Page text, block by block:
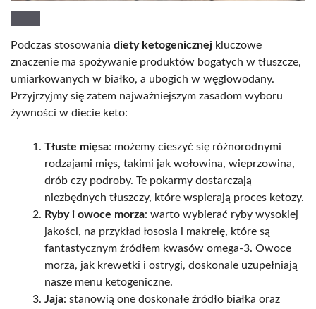
Podczas stosowania diety ketogenicznej kluczowe
znaczenie ma spożywanie produktów bogatych w tłuszcze,
umiarkowanych w białko, a ubogich w węglowodany.
Przyjrzyjmy się zatem najważniejszym zasadom wyboru
żywności w diecie keto:
Tłuste mięsa: możemy cieszyć się różnorodnymi
rodzajami mięs, takimi jak wołowina, wieprzowina,
drób czy podroby. Te pokarmy dostarczają
niezbędnych tłuszczy, które wspierają proces ketozy.
Ryby i owoce morza: warto wybierać ryby wysokiej
jakości, na przykład łososia i makrelę, które są
fantastycznym źródłem kwasów omega-3. Owoce
morza, jak krewetki i ostrygi, doskonale uzupełniają
nasze menu ketogeniczne.
Jaja: stanowią one doskonałe źródło białka oraz